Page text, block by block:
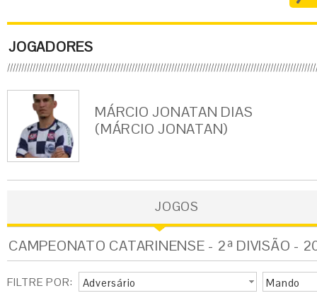
JOGADORES
MÁRCIO JONATAN DIAS
(MÁRCIO JONATAN)
JOGOS
CAMPEONATO CATARINENSE - 2ª DIVISÃO -
FILTRE POR: Adversário Mando